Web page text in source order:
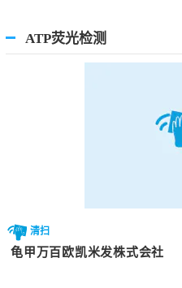
ATP荧光检测
清扫
龟甲万百欧凯米发株式会社